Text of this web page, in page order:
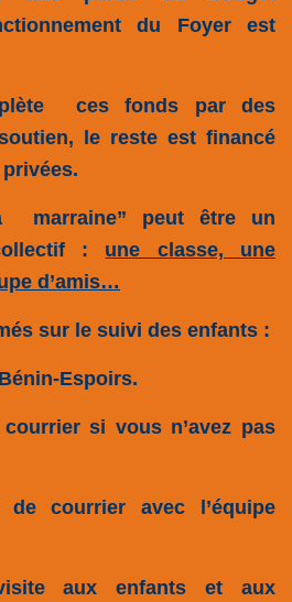
du Foyer est
ces fonds par des
le reste est financé
marraine” peut être un
: une classe, une
d’amis…
sur le suivi des enfants :
Espoirs.
courrier si vous n’avez pas
de courrier avec l’équipe
aux enfants et aux